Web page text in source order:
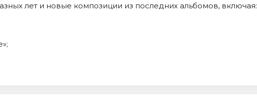
лет и новые композиции из последних альбомов, включая: